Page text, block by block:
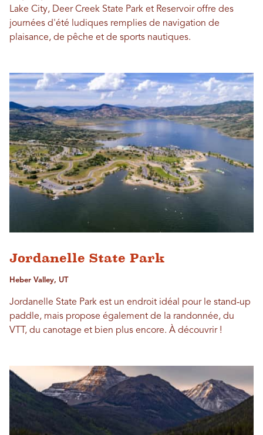
Lake City, Deer Creek State Park et Reservoir offre des
journées d'été ludiques remplies de navigation de
plaisance, de pêche et de sports nautiques.
Jordanelle State Park
Heber Valley, UT
Jordanelle State Park est un endroit idéal pour le stand-up
paddle, mais propose également de la randonnée, du
VTT, du canotage et bien plus encore. À découvrir !